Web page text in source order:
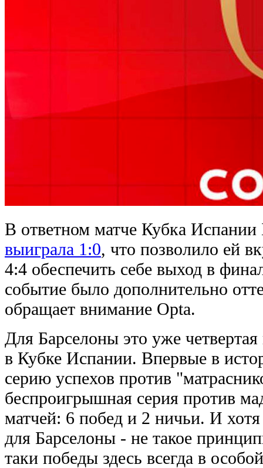
В ответном матче Кубка Испании
выиграла 1:0, что позволило ей
4:4 обеспечить себе выход в
событие было дополнительно
обращает внимание Opta.
Для Барселоны это уже
в Кубке Испании. Впервые в
серию успехов против
беспроигрышная серия против
матчей: 6 побед и 2 ничьи. И
для Барселоны - не такое
таки победы здесь всегда в